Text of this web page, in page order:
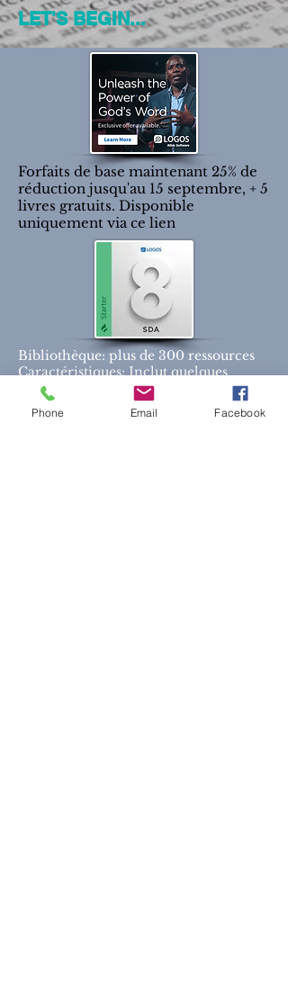
LET'S BEGIN...
Forfaits de base maintenant 25% de
réduction jusqu'au 15 septembre, + 5
livres gratuits. Disponible
uniquement via ce lien
Bibliothèque: plus de 300 ressources
Caractéristiques: Inclut quelques
fonctionnalités de Logos 8
Phone Email Facebook